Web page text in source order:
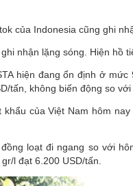
của Indonesia cũng ghi
nhận lặng sóng. Hiện hồ
hiện đang ổn định ở
tấn, không biến động so với
của Việt Nam hôm
loạt đi ngang so với
l đạt 6.200 USD/tấn.